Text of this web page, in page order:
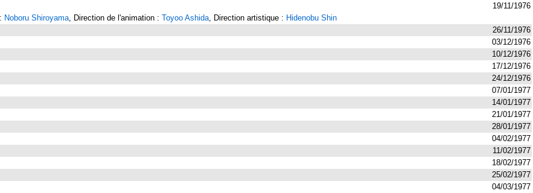
19/11/1976
Noboru Shiroyama, Direction de l'animation : Toyoo Ashida, Direction artistique : Hidenobu Shin
26/11/1976
03/12/1976
10/12/1976
17/12/1976
24/12/1976
07/01/1977
14/01/1977
21/01/1977
28/01/1977
04/02/1977
11/02/1977
18/02/1977
25/02/1977
04/03/1977